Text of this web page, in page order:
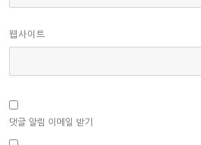
웹사이트
댓글 알림 이메일 받기